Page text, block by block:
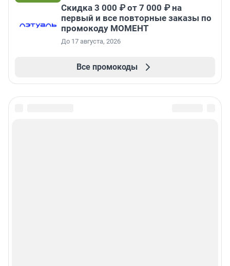
Скидка 3 000 ₽ от 7 000 ₽ на
первый и все повторные заказы по
промокоду МОМЕНТ
До 17 августа, 2026
Все промокоды